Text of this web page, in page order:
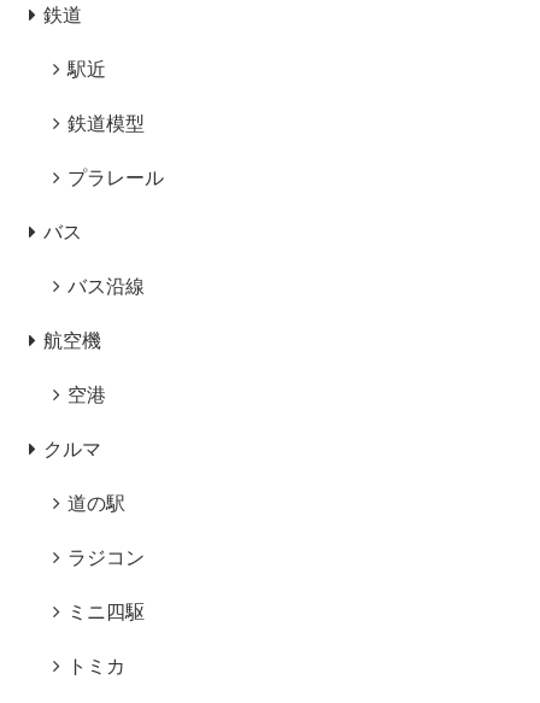
鉄道
駅近
鉄道模型
プラレール
バス
バス沿線
航空機
空港
クルマ
道の駅
ラジコン
ミニ四駆
トミカ